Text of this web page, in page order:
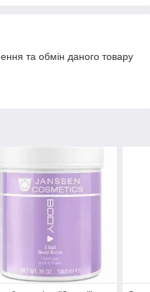
та обмін даного товару